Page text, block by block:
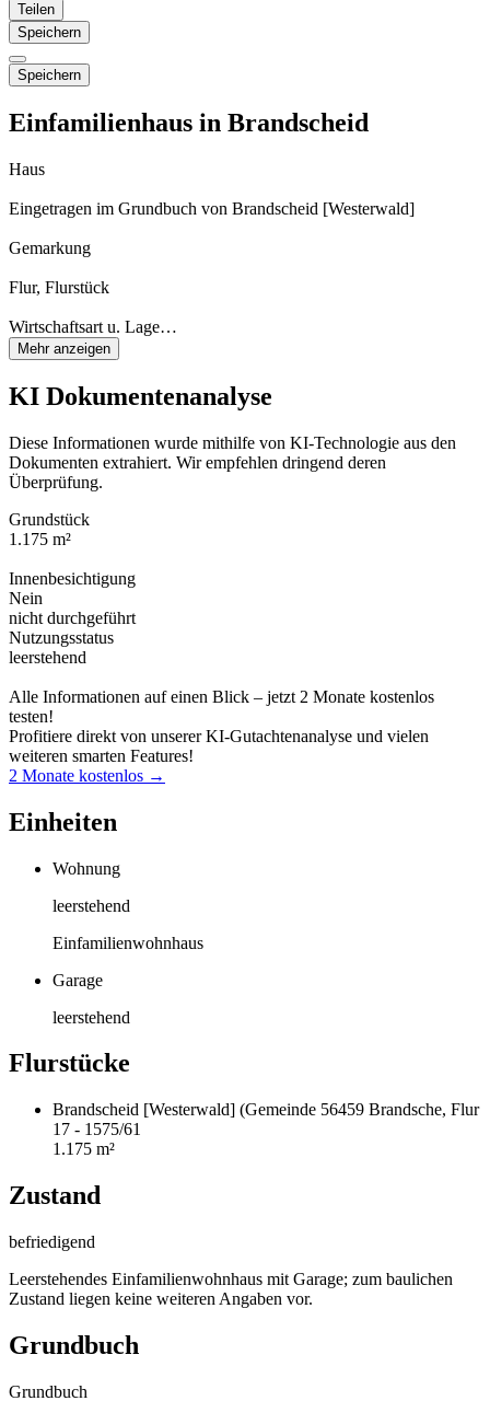
Teilen
Speichern
Speichern
Einfamilienhaus in Brandscheid
Haus
Eingetragen im Grundbuch von Brandscheid [Westerwald]
Gemarkung
Flur, Flurstück
Wirtschaftsart u. Lage…
Mehr anzeigen
KI Dokumentenanalyse
Diese Informationen wurde mithilfe von KI-Technologie aus den
Dokumenten extrahiert. Wir empfehlen dringend deren
Überprüfung.
Grundstück
1.175 m²
Innenbesichtigung
Nein
nicht durchgeführt
Nutzungsstatus
leerstehend
Alle Informationen auf einen Blick – jetzt 2 Monate kostenlos
testen!
Profitiere direkt von unserer KI-Gutachtenanalyse und vielen
weiteren smarten Features!
2 Monate kostenlos →
Einheiten
Wohnung
leerstehend
Einfamilienwohnhaus
Garage
leerstehend
Flurstücke
Brandscheid [Westerwald] (Gemeinde 56459 Brandsche, Flur
17 - 1575/61
1.175 m²
Zustand
befriedigend
Leerstehendes Einfamilienwohnhaus mit Garage; zum baulichen
Zustand liegen keine weiteren Angaben vor.
Grundbuch
Grundbuch